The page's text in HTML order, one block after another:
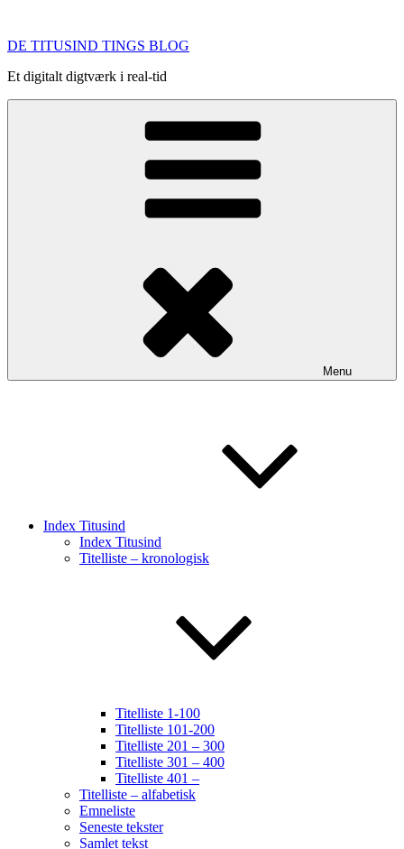
indhold
DE TITUSIND TINGS BLOG
Et digitalt digtværk i real-tid
Menu
Index Titusind
Index Titusind
Titelliste – kronologisk
Titelliste 1-100
Titelliste 101-200
Titelliste 201 – 300
Titelliste 301 – 400
Titelliste 401 –
Titelliste – alfabetisk
Emneliste
Seneste tekster
Samlet tekst